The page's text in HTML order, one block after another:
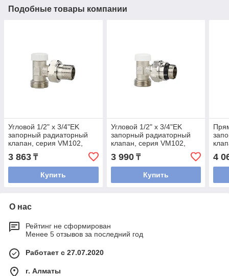
Подобные товары компании
Угловой 1/2" x 3/4"EK
запорный радиаторный
клапан, серия VM102,
Евроконус, Varmega
3 863 ₸
Купить
Угловой 1/2" x 3/4"EK
запорный радиаторный
клапан, серия VM102,
Евроконус, с
самоуплотняющимся
полусгоном
3 990₸
Купить
4
О нас
Рейтинг не сформирован
Менее 5 отзывов за последний год
Работает с 27.07.2020
г. Алматы